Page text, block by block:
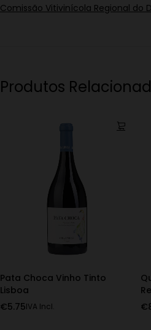
Comissão Vitivinícola Regional do
Produtos
Pata Choca Vinho Tinto
Lisboa
€5.75IVA Incl.
€